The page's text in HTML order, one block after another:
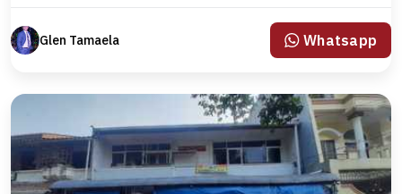
Glen Tamaela Whatsapp